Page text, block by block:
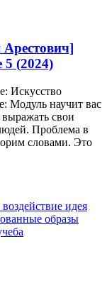
Арестович]
5 (2024)
Искусство
Модуль научит вас
свои
Проблема в
словами. Это
воздействие идея
образы